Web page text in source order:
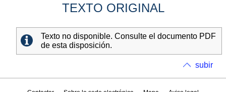
TEXTO ORIGINAL
Texto no disponible. Consulte el documento PDF
de esta disposición.
subir